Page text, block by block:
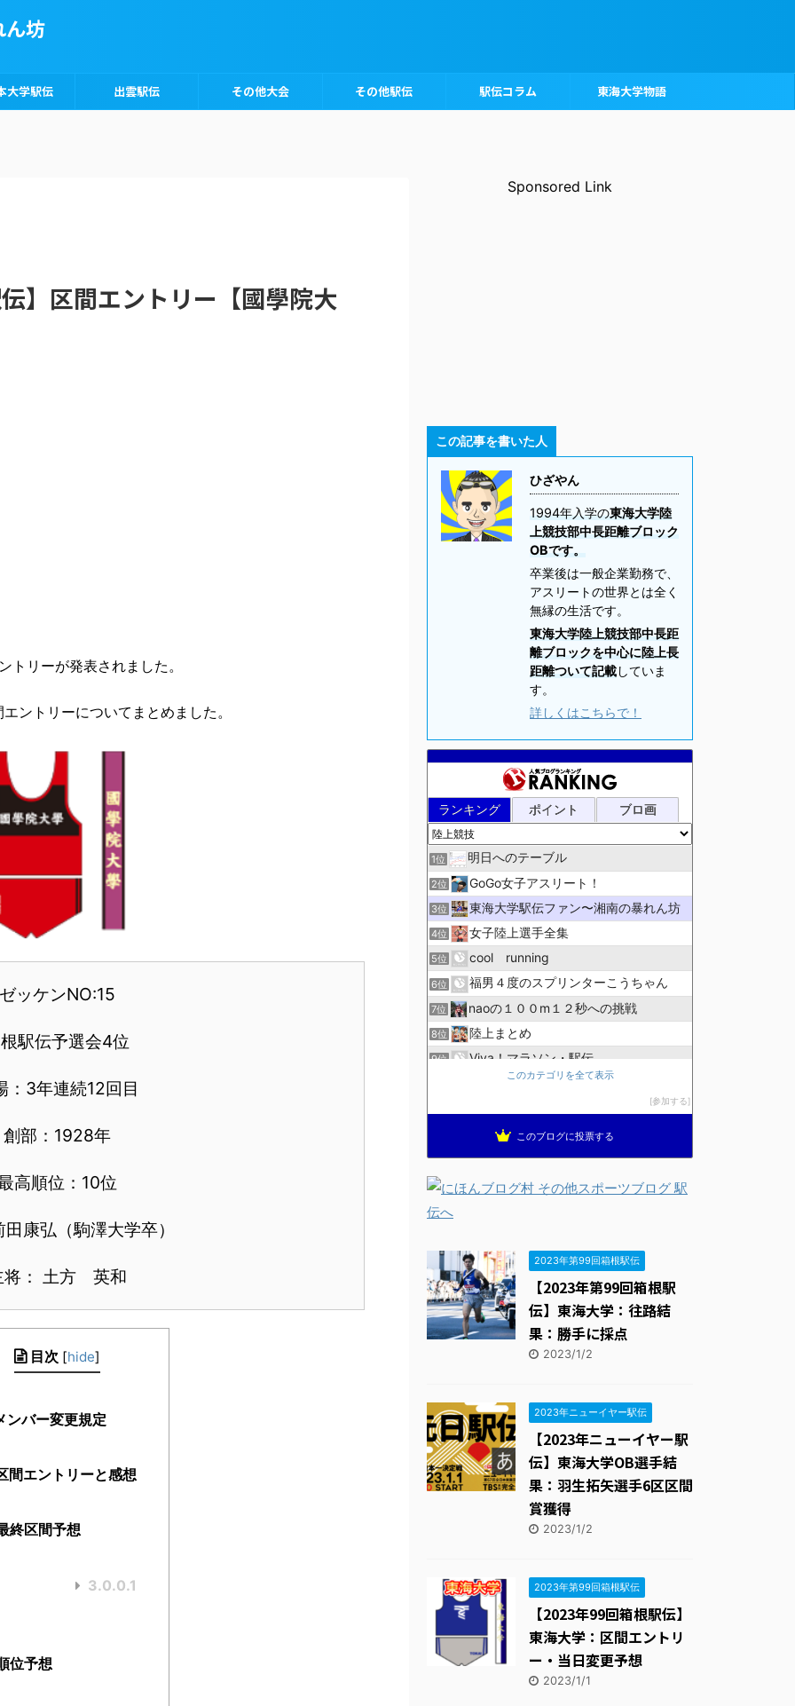
ん坊
大学駅伝 出雲駅伝 その他大会 その他駅伝 駅伝コラム 東海大学物語
】区間エントリー【國學院大
リーが発表されました。
ントリーについてまとめました。
ッケンNO:15
駅伝予選会4位
：3年連続12回目
創部：1928年
高順位：10位
康弘（駒澤大学卒）
将： 土方 英和
目次 [hide]
ンバー変更規定
間エントリーと感想
終区間予想
3.0.0.1
位予想
Sponsored Link
この記事を書いた人
ひざやん
1994年入学の東海大学陸
上競技部中長距離ブロック
OBです。
卒業後は一般企業勤務で、
アスリートの世界とは全く
無縁の生活です。
東海大学陸上競技部中長距
離ブロックを中心に陸上長
距離ついて記載していま
す。
詳しくはこちらで！
ランキング ポイント ブロ画
1位 明日へのテーブル
2位 GoGo女子アスリート！
3位 東海大学駅伝ファン〜湘南の暴れん坊
4位 女子陸上選手全集
5位 cool running
6位 福男４度のスプリンターこうちゃん
7位 naoの１００m１２秒への挑戦
8位 陸上まとめ
9位 Viva！マラソン・駅伝
こっそりSONOKO生活
箱根駅伝速報
13位 走
14位 陸上競技ログ
15位
このカテゴリを全て表示
参加する
このブログに投票する
2023年第99回箱根駅伝
【2023年第99回箱根駅
伝】東海大学：往路結
果：勝手に採点
2023/1/2
2023年ニューイヤー駅伝
【2023年ニューイヤー駅
伝】東海大学OB選手結
果：羽生拓矢選手6区区間
賞獲得
2023/1/2
2023年第99回箱根駅伝
【2023年99回箱根駅伝】
東海大学：区間エントリ
ー・当日変更予想
2023/1/1